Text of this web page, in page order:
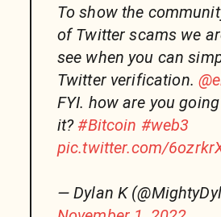
To show the
of Twitter scams we
see when you can
Twitter verification.
FYI. how are you
it?#Bitcoin #web3
pic.twitter.com/
— Dylan K